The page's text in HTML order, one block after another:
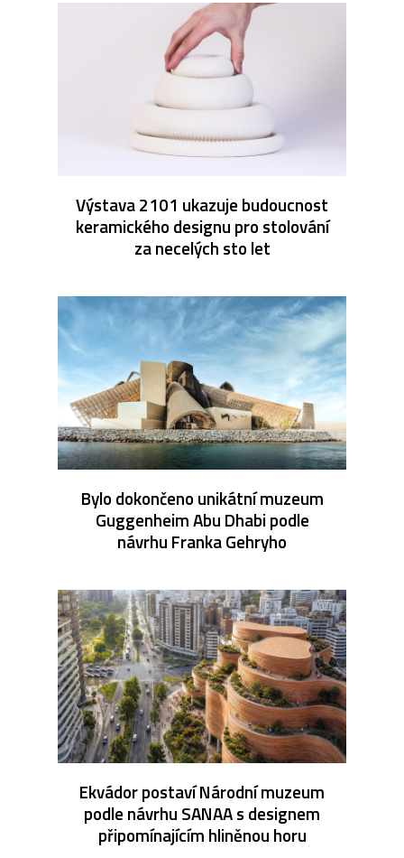
Výstava 2101 ukazuje budoucnost
keramického designu pro stolování
za necelých sto let
Bylo dokončeno unikátní muzeum
Guggenheim Abu Dhabi podle
návrhu Franka Gehryho
Ekvádor postaví Národní muzeum
podle návrhu SANAA s designem
připomínajícím hliněnou horu